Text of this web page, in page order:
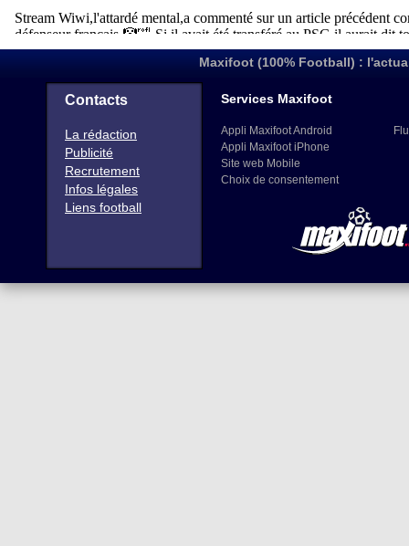
Maxifoot (100% Football) :
Contacts
La rédaction
Publicité
Recrutement
Infos légales
Liens football
Services Maxifoot
Appli Maxifoot Android
Appli Maxifoot iPhone
Site web Mobile
Choix de consentement